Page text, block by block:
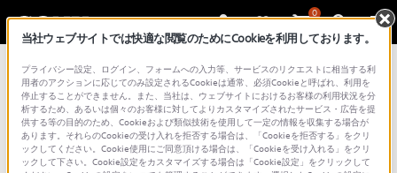
0
総合サポート・お問い合わせ DCR-DVD シリーズ
DCR-DVD203
当社ウェブサイトでは快適な閲覧のためにCookieを利用しております。
プライバシー設定、ログイン、フォームへの入力等、サービスのリクエストに相当する利
用者のアクションに応じてのみ設定されるCookieは通常、必須Cookieと呼ばれ、利用を
停止することができません。また、当社は、ウェブサイトにおけるお客様の利用状況を分
析するため、あるいは個々のお客様に対してよりカスタマイズされたサービス・広告を提
供する等の目的のため、Cookieおよび類似技術を使用して一定の情報を収集する場合が
あります。それらのCookieの受け入れを拒否する場合は、「Cookieを拒否する」をクリ
ックしてください。Cookie使用にご同意頂ける場合は、「Cookieを受け入れる」をクリ
ックして下さい。Cookie設定をカスタマイズする場合は「Cookie設定」をクリックして